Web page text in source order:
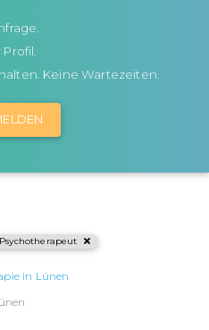
Keine Wartezeiten.
Psychotherapeut
in Lünen